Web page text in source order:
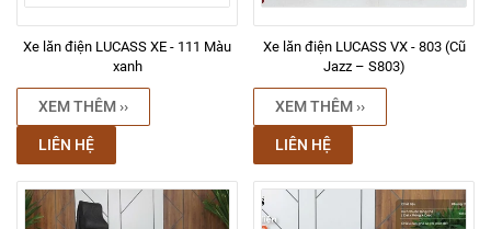
Xe lăn điện LUCASS XE - 111 Màu
xanh
XEM THÊM ››
LIÊN HỆ
Xe lăn điện LUCASS VX - 803 (Cũ
Jazz – S803)
XEM THÊM ››
LIÊN HỆ